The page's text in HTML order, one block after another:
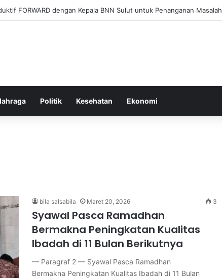
Hubungan Sehat Antara Tubuh dan Makanan Sehari-hari
Politik Kesehatan Ekonomi
bila salsabila Maret 20, 2026 3
Syawal Pasca Ramadhan
Bermakna Peningkatan Kualitas
Ibadah di 11 Bulan Berikutnya
— Paragraf 2 — Syawal Pasca Ramadhan
Bermakna Peningkatan Kualitas Ibadah di 11 Bulan